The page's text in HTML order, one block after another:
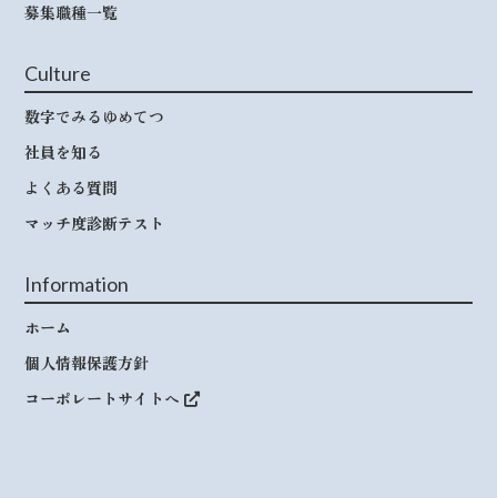
募集職種一覧
Culture
数字でみるゆめてつ
社員を知る
よくある質問
マッチ度診断テスト
Information
ホーム
個人情報保護方針
コーポレートサイトへ